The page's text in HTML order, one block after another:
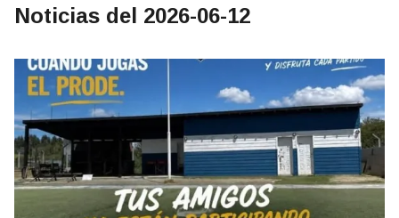
Noticias del 2026-06-12